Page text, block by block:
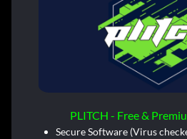
PLITCH - Free &
Secure Software (Virus